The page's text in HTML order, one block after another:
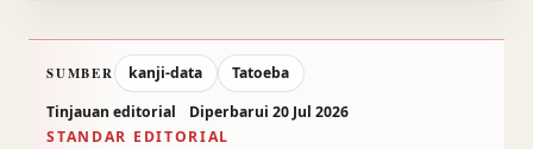
SUMBER kanji-data
Tatoeba
Tinjauan editorial
Diperbarui 20 Jul 2026
STANDAR EDITORIAL